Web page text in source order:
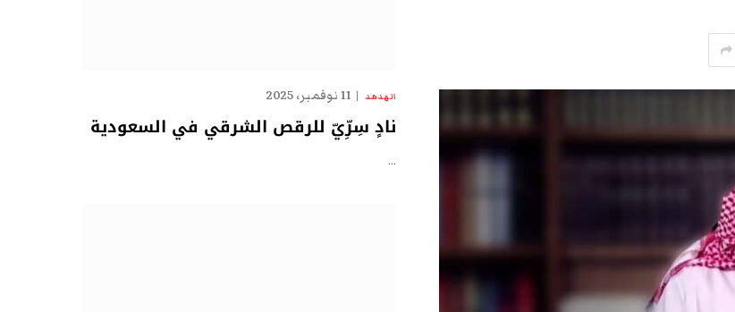
الهدهد 11 نوفمبر، 2025
نادٍ سِرِّيّ للرقص الشرقي في السعودية
…